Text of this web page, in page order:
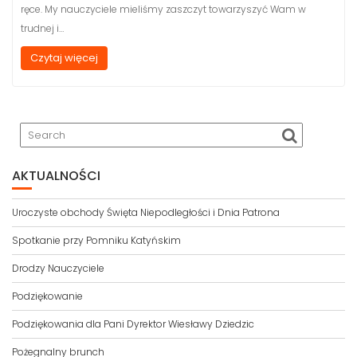
ręce. My nauczyciele mieliśmy zaszczyt towarzyszyć Wam w
trudnej i…
Czytaj więcej
AKTUALNOŚCI
Uroczyste obchody Święta Niepodległości i Dnia Patrona
Spotkanie przy Pomniku Katyńskim
Drodzy Nauczyciele
Podziękowanie
Podziękowania dla Pani Dyrektor Wiesławy Dziedzic
Pożegnalny brunch